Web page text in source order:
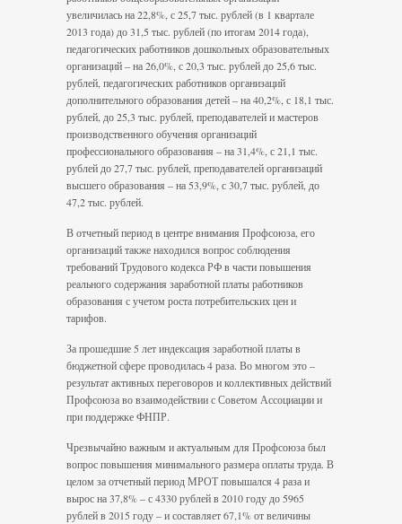
увеличилась на 22,8%, с 25,7 тыс. рублей (в 1 квартале
2013 года) до 31,5 тыс. рублей (по итогам 2014 года),
педагогических работников дошкольных образовательных
организаций – на 26,0%, с 20,3 тыс. рублей до 25,6 тыс.
рублей, педагогических работников организаций
дополнительного образования детей – на 40,2%, с 18,1 тыс.
рублей, до 25,3 тыс. рублей, преподавателей и мастеров
производственного обучения организаций
профессионального образования – на 31,4%, с 21,1 тыс.
рублей до 27,7 тыс. рублей, преподавателей организаций
высшего образования – на 53,9%, с 30,7 тыс. рублей, до
47,2 тыс. рублей.
В отчетный период в центре внимания Профсоюза, его
организаций также находился вопрос соблюдения
требований Трудового кодекса РФ в части повышения
реального содержания заработной платы работников
образования с учетом роста потребительских цен и
тарифов.
За прошедшие 5 лет индексация заработной платы в
бюджетной сфере проводилась 4 раза. Во многом это –
результат активных переговоров и коллективных действий
Профсоюза во взаимодействии с Советом Ассоциации и
при поддержке ФНПР.
Чрезвычайно важным и актуальным для Профсоюза был
вопрос повышения минимального размера оплаты труда. В
целом за отчетный период МРОТ повышался 4 раза и
вырос на 37,8% – с 4330 рублей в 2010 году до 5965
рублей в 2015 году – и составляет 67,1% от величины